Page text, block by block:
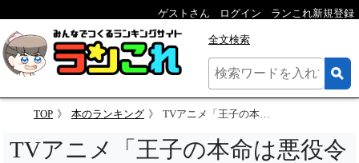
ゲストさん ログイン ランこれ新規登録
全文検索
TOP 本のランキング TVアニメ「王子の本命は悪役令嬢」のキャラクター人気投票
TVアニメ「王子の本命は悪役令